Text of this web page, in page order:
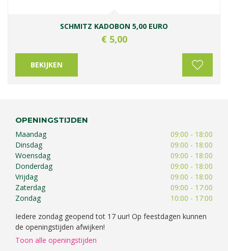
SCHMITZ KADOBON 5,00 EURO
€ 5,00
BEKIJKEN
OPENINGSTIJDEN
Maandag
09:00 - 18:00
Dinsdag
09:00 - 18:00
Woensdag
09:00 - 18:00
Donderdag
09:00 - 18:00
Vrijdag
09:00 - 18:00
Zaterdag
09:00 - 17:00
Zondag
10:00 - 17:00
Iedere zondag geopend tot 17 uur! Op feestdagen kunnen
de openingstijden afwijken!
Toon alle openingstijden